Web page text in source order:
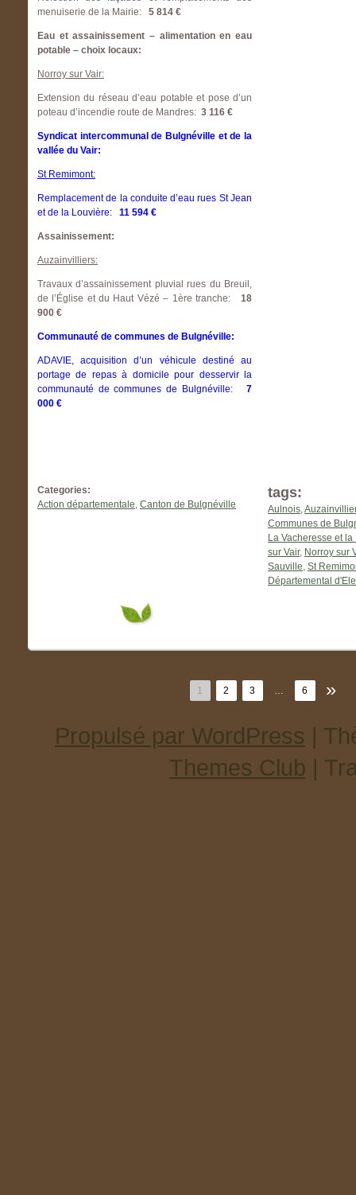
menuiserie de la Mairie:
5 814 €
Eau et assainissement – alimentation en eau
potable – choix locaux:
Norroy sur Vair:
Extension du réseau d’eau potable et pose d’un
poteau d’incendie route de Mandres: 3 116 €
Syndicat intercommunal de Bulgnéville et de la
vallée du Vair:
St Remimont:
Remplacement de la conduite d’eau rues St Jean
et de la Louvière:
11 594 €
Assainissement:
Auzainvilliers:
Travaux d’assainissement pluvial rues du Breuil,
de l’Église et du Haut Vézé – 1ère tranche: 18
900 €
Communauté de communes de Bulgnéville:
ADAVIE, acquisition d’un véhicule destiné au
portage de repas à domicile pour desservir la
communauté de communes de Bulgnéville: 7
000 €
Categories:
Action départementale, Canton de Bulgnéville
tags:
Aulnois,
Communes de
La Vacheresse et
sur Vair, Norroy sur
Sauville, St
Départemental
1 2 3 … 6 »
Propulsé par WordPress |
Themes Club |